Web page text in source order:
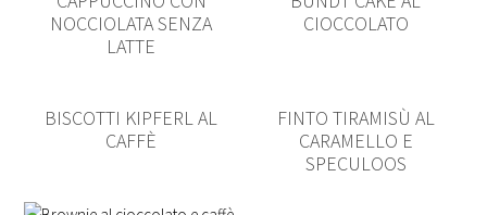
NOCCIOLATA SENZA
LATTE
CIOCCOLATO
BISCOTTI KIPFERL AL
CAFFÈ
FINTO TIRAMISÙ AL
CARAMELLO E
SPECULOOS